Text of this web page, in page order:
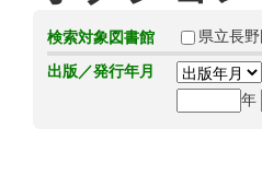
検索対象図書館 県立長野
出版／発行年月
年